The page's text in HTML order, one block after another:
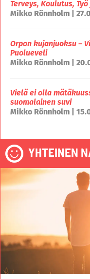
Terveys, Koulutus,
Mikko Rönnholm |
Orpon kujanjuoksu –
Puolueveli
Mikko Rönnholm |
Vielä ei olla
suomalainen suvi
Mikko Rönnholm |
YHTEINEN